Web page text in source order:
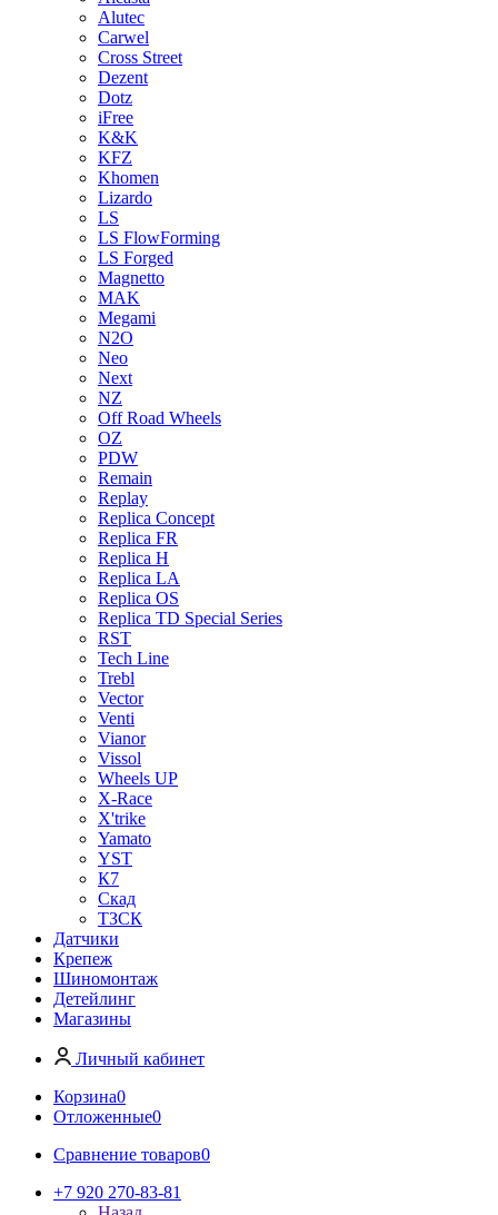
Alutec
Carwel
Cross Street
Dezent
Dotz
iFree
K&K
KFZ
Khomen
Lizardo
LS
LS FlowForming
LS Forged
Magnetto
MAK
Megami
N2O
Neo
Next
NZ
Off Road Wheels
OZ
PDW
Remain
Replay
Replica Concept
Replica FR
Replica H
Replica LA
Replica OS
Replica TD Special Series
RST
Tech Line
Trebl
Vector
Venti
Vianor
Vissol
Wheels UP
X-Race
X'trike
Yamato
YST
К7
Скад
ТЗСК
Датчики
Крепеж
Шиномонтаж
Детейлинг
Магазины
Личный кабинет
Корзина0
Отложенные0
Сравнение товаров0
+7 920 270-83-81